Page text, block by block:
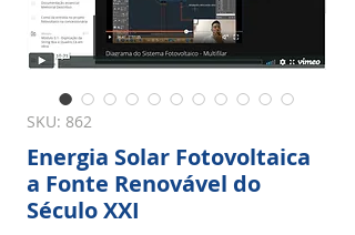
SKU: 862
Energia Solar Fotovoltaica
a Fonte Renovável do
Século XXI